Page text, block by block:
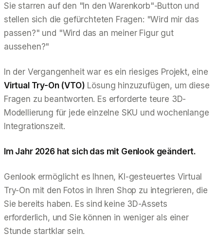
Sie starren auf den "In den Warenkorb"-Button und
stellen sich die gefürchteten Fragen: "Wird mir das
passen?" und "Wird das an meiner Figur gut
aussehen?"
In der Vergangenheit war es ein riesiges Projekt, eine
Virtual Try-On (VTO) Lösung hinzuzufügen, um diese
Fragen zu beantworten. Es erforderte teure 3D-
Modellierung für jede einzelne SKU und wochenlange
Integrationszeit.
Im Jahr 2026 hat sich das mit Genlook geändert.
Genlook ermöglicht es Ihnen, KI-gesteuertes Virtual
Try-On mit den Fotos in Ihren Shop zu integrieren, die
Sie bereits haben. Es sind keine 3D-Assets
erforderlich, und Sie können in weniger als einer
Stunde startklar sein.